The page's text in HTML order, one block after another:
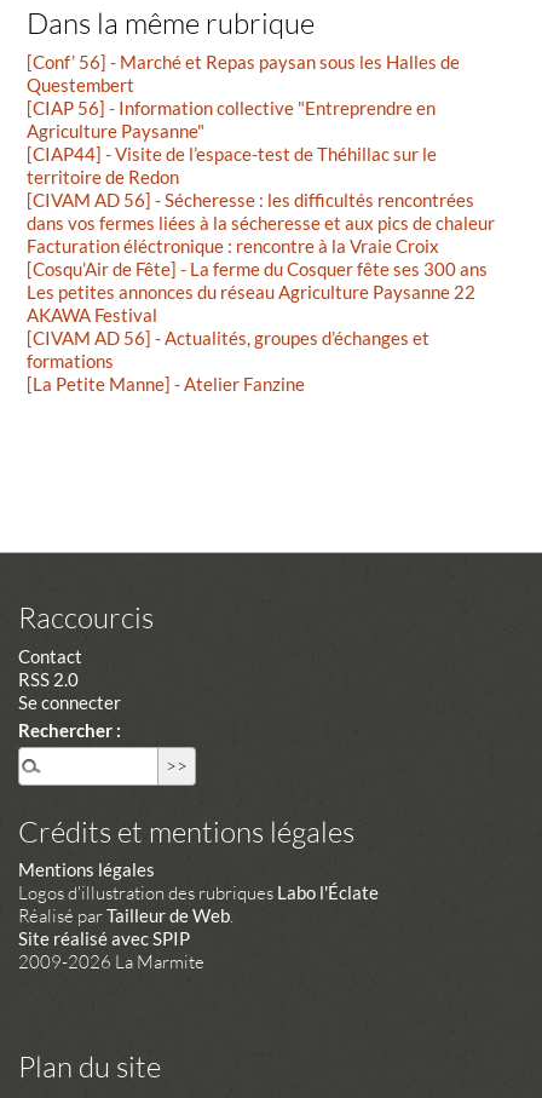
Dans la même rubrique
[Conf’ 56] - Marché et Repas paysan sous les Halles de
Questembert
[CIAP 56] - Information collective "Entreprendre en
Agriculture Paysanne"
[CIAP44] - Visite de l’espace-test de Théhillac sur le
territoire de Redon
[CIVAM AD 56] - Sécheresse : les difficultés rencontrées
dans vos fermes liées à la sécheresse et aux pics de chaleur
Facturation éléctronique : rencontre à la Vraie Croix
[Cosqu’Air de Fête] - La ferme du Cosquer fête ses 300 ans
Les petites annonces du réseau Agriculture Paysanne 22
AKAWA Festival
[CIVAM AD 56] - Actualités, groupes d’échanges et
formations
[La Petite Manne] - Atelier Fanzine
Raccourcis
Contact
RSS 2.0
Se connecter
Rechercher :
Crédits et mentions légales
Mentions légales
Logos d'illustration des rubriques Labo l'Éclate
Réalisé parTailleur de Web.
Site réalisé avec SPIP
2009-2026 La Marmite
Plan du site